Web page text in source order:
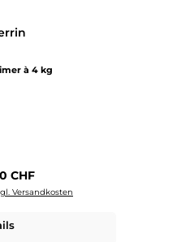
à 4 kg
Preis:
CHF
Versandkosten